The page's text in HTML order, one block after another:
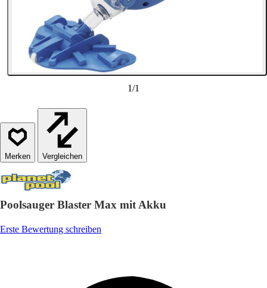
1/1
Vergleichen
Poolsauger Blaster Max mit Akku
Erste Bewertung schreiben